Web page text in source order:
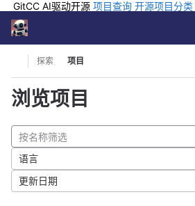
GitCC AI驱动开源 项目查询 开源项目分类
排行
Skip to content
GitLab
探索 项目
浏览项目
语言
更新日期